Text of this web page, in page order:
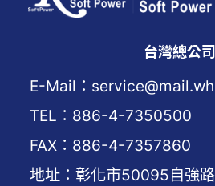
台灣總公司
E-Mail：
TEL：886-4-7350500
FAX：886-4-7357860
地址：彰化市50095自強